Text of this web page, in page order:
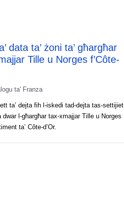
data ta’ żoni ta’ għargħar
Tille u Norges f’Côte-
ta' Franza
ta’ dejta fih l-iskedi tad-dejta tas-settijiet
dwar l-għargħar tax-xmajjar Tille u Norges
ta’ Côte-d’Or.